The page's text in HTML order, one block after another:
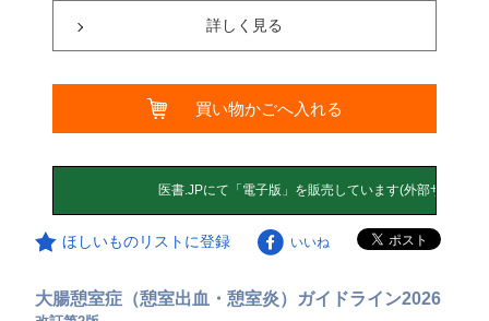
詳しく見る
買い物かごへ入れる
ほしいものリストに登録 いいね
大腸憩室症（憩室出血・憩室炎）ガイドライン2026